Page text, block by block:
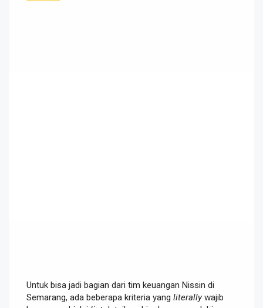
Untuk bisa jadi bagian dari tim keuangan Nissin di
Semarang, ada beberapa kriteria yang literallywajib